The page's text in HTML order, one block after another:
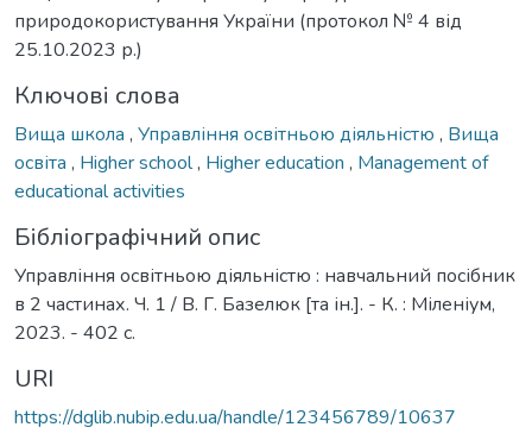
природокористування України (протокол № 4 від
25.10.2023 р.)
Ключові слова
Вища школа , Управління освітньою діяльністю , Вища
освіта , Higher school, Higher education , Management of
educational activities
Бібліографічний опис
Управління освітньою діяльністю : навчальний посібник
в 2 частинах. Ч. 1 / В. Г. Базелюк [та ін.]. - К. : Міленіум,
2023. - 402 с.
URI
https://dglib.nubip.edu.ua/handle/123456789/10637